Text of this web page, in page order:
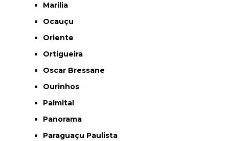
Marilia
Ocauçu
Oriente
Ortigueira
Oscar Bressane
Ourinhos
Palmital
Panorama
Paraguaçu Paulista